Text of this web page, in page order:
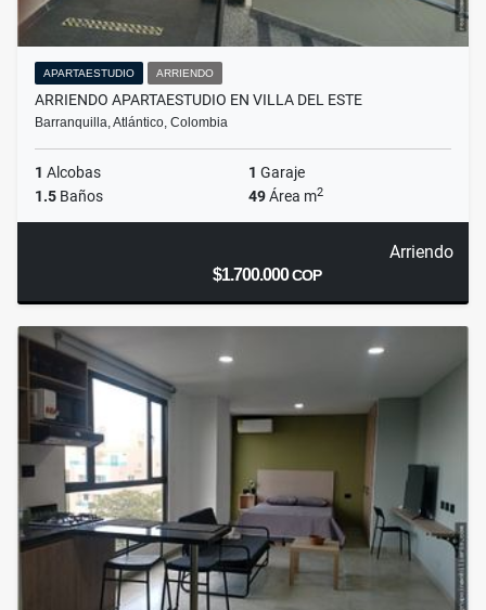
APARTAESTUDIO ARRIENDO
ARRIENDO APARTAESTUDIO EN VILLA DEL ESTE
Barranquilla, Atlántico, Colombia
1 Alcobas 1 Garaje
1.5 Baños 49Área m2
Arriendo
$1.700.000COP